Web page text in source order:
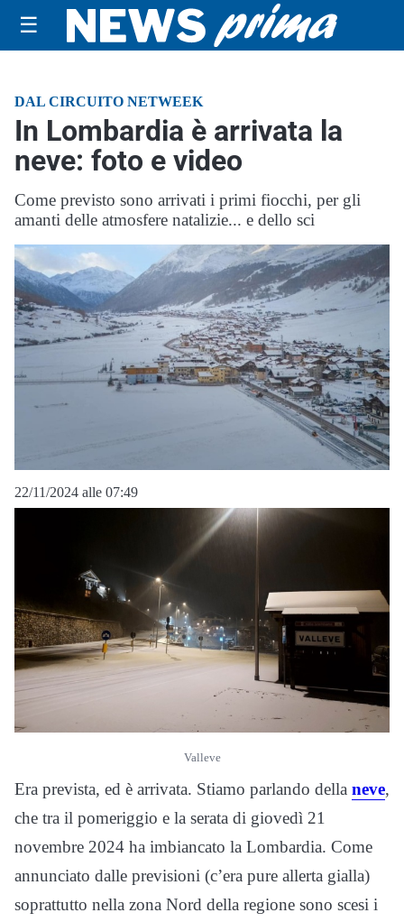
☰
DAL CIRCUITO NETWEEK
In Lombardia è arrivata la
neve: foto e video
Come previsto sono arrivati i primi fiocchi, per gli
amanti delle atmosfere natalizie... e dello sci
22/11/2024 alle 07:49
Valleve
Era prevista, ed è arrivata. Stiamo parlando della neve,
che tra il pomeriggio e la serata di giovedì 21
novembre 2024 ha imbiancato la Lombardia. Come
annunciato dalle previsioni (c’era pure allerta gialla)
soprattutto nella zona Nord della regione sono scesi i